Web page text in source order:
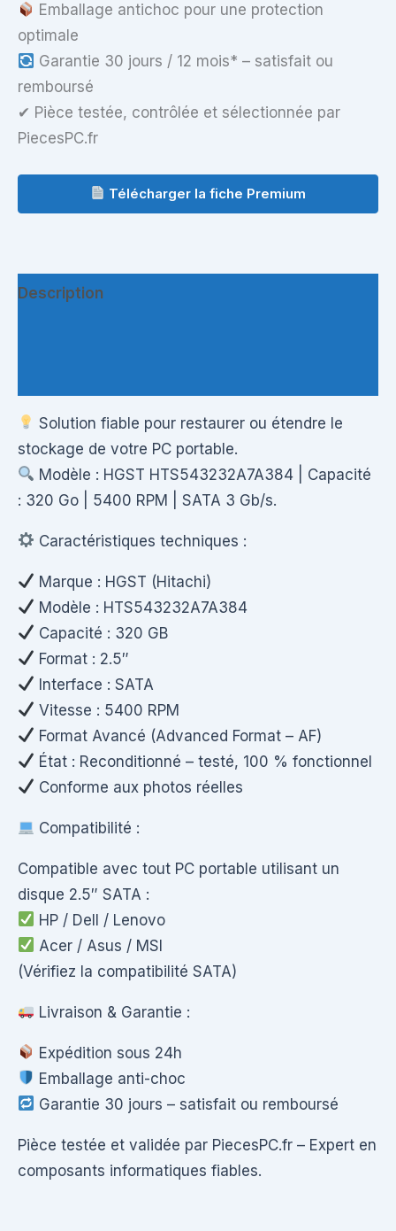
Emballage antichoc pour une protection
optimale
Garantie 30 jours / 12 mois* – satisfait ou
remboursé
✔ Pièce testée, contrôlée et sélectionnée par
PiecesPC.fr
Télécharger la fiche Premium
Description
Solution fiable pour restaurer ou étendre le
stockage de votre PC portable.
Modèle : HGST HTS543232A7A384 | Capacité
: 320 Go | 5400 RPM | SATA 3 Gb/s.
Caractéristiques techniques :
Marque : HGST (Hitachi)
Modèle : HTS543232A7A384
Capacité : 320 GB
Format : 2.5″
Interface : SATA
Vitesse : 5400 RPM
Format Avancé (Advanced Format – AF)
État : Reconditionné – testé, 100 % fonctionnel
Conforme aux photos réelles
Compatibilité :
Compatible avec tout PC portable utilisant un
disque 2.5″ SATA :
HP / Dell / Lenovo
Acer / Asus / MSI
(Vérifiez la compatibilité SATA)
Livraison & Garantie :
Expédition sous 24h
Emballage anti-choc
Garantie 30 jours – satisfait ou remboursé
Pièce testée et validée par PiecesPC.fr – Expert en
composants informatiques fiables.